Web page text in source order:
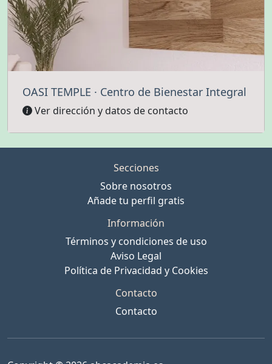
OASI TEMPLE · Centro de Bienestar Integral
Ver dirección y datos de contacto
Secciones
Sobre nosotros
Añade tu perfil gratis
Información
Términos y condiciones de uso
Aviso Legal
Política de Privacidad y Cookies
Contacto
Contacto